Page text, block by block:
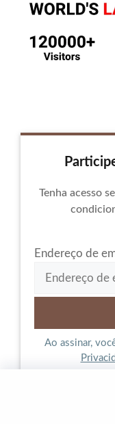
Tenha acesso
Endereço de
Ao assinar,